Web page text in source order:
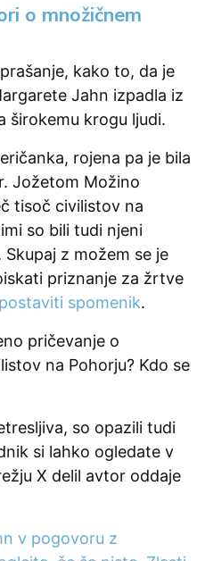
o množičnem
kako to, da je
Jahn izpadla iz
širokemu krogu ljudi.
rojena pa je bila
Jožetom Možino
tisoč civilistov na
so bili tudi njeni
z možem se je
priznanje za žrtve
postaviti spomenik.
pričevanje o
na Pohorju? Kdo se
so opazili tudi
si lahko ogledate v
X delil avtor oddaje
v pogovoru z